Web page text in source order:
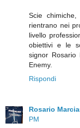
Scie
rientrano nei
livello
obiettivi e le
signor Rosario
Enemy.
Rispondi
Rosario
PM